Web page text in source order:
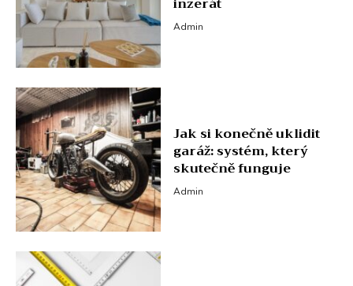
Admin
Jak si konečně uklidit
garáž: systém, který
skutečně funguje
Admin